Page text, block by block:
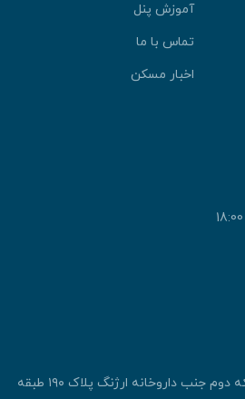
آموزش پنل
تماس با ما
اخبار مسکن
آدرس: تهران، تهرانپارس، فلکه دوم جنب داروخانه ارژنگ پلاک ۱۹۰ طبقه